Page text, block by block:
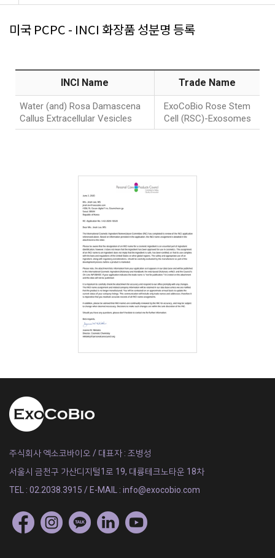
미국 PCPC - INCI 화장품 성분명 등록
INCI Name Trade Name
Water (and) Rosa Damascena
Callus Extracellular Vesicles
ExoCoBio Rose Stem
Cell (RSC)-Exosomes
주식회사 엑소코바이오 / 대표자 : 조병성
서울시 금천구 가산디지털1로 19, 대륭테크노타운 18차
TEL : 02.2038.3915 / E-MAIL : info@exocobio.com